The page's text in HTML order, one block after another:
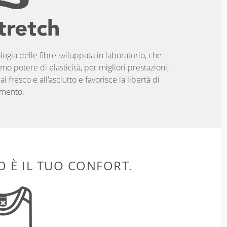
delle fibre sviluppata in laboratorio, che
potere di elasticità, per migliori prestazioni,
fresco e all'asciutto e favorisce la libertà di
È IL TUO CONFORT.